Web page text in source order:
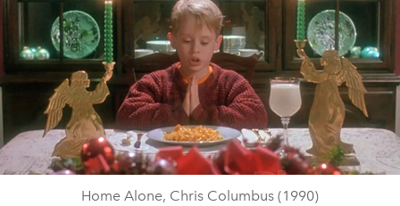
Home Alone, Chris Columbus (1990)